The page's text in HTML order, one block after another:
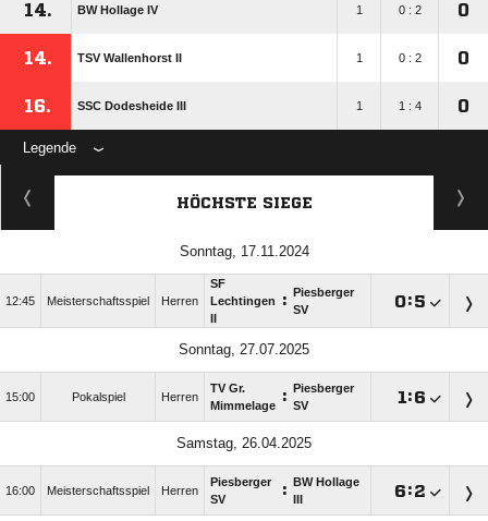
14. BW Hollage IV 1 0 : 2 0
14. TSV Wallenhorst II 1 0 : 2 0
16. SSC Dodesheide III 1 1 : 4 0
Legende
HÖCHSTE SIEGE
Sonntag, 17.11.2024
12:45 Meisterschaftsspiel Herren
SF
Lechtingen
:
Piesberger
SV
:
Sonntag, 27.07.2025
15:00 Pokalspiel Herren
TV Gr.
Mimmelage :
Piesberger
SV
:
Samstag, 26.04.2025
16:00 Meisterschaftsspiel Herren
Piesberger
SV
:
BW Hollage
: